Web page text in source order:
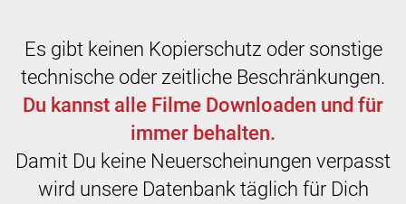
Es gibt keinen Kopierschutz oder sonstige
technische oder zeitliche Beschränkungen.
Du kannst alle Filme Downloaden und für
immer behalten.
Damit Du keine Neuerscheinungen verpasst
wird unsere Datenbank täglich für Dich